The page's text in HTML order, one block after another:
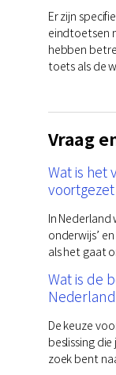
Er zijn
eindtoetsen
hebben
toets als de
Vraag
Wat is het
In
onderwijs’
als het gaat
Wat is de
De keuze
beslissing
zoek bent